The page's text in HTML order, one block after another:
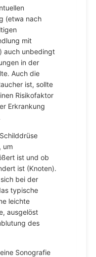
(etwa nach
mit
auch unbedingt
in der
Auch die
ist, sollte
Risikofaktor
Erkrankung
um
ist und ob
ist (Knoten).
bei der
typische
leichte
ausgelöst
des
Sonografie